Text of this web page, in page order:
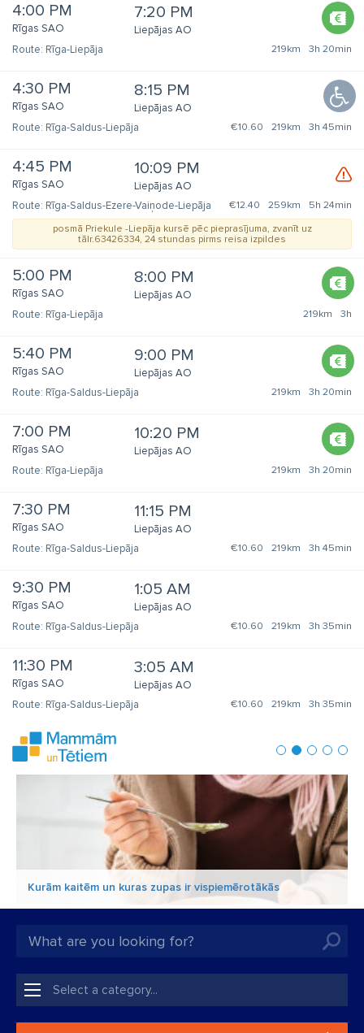
4:00 PM
Rīgas SAO
7:20 PM
Liepājas AO
Rīga-Liepāja
219km 3h 20min
4:30 PM
Rīgas SAO
8:15 PM
Liepājas AO
Rīga-Saldus-Liepāja
€10.60 219km 3h 45min
4:45 PM
Rīgas SAO
10:09 PM
Liepājas AO
Rīga-Saldus-Ezere-Vaiņode-Liepāja
€12.40 259km
5h 24min
posmā Priekule -Liepāja kursē pēc pieprasījuma, zvanīt uz
tālr.63426334, 24 stundas pirms reisa izpildes
5:00 PM
Rīgas SAO
8:00 PM
Liepājas AO
Rīga-Liepāja
219km 3h
5:40 PM
Rīgas SAO
9:00 PM
Liepājas AO
Rīga-Saldus-Liepāja
219km 3h 20min
7:00 PM
Rīgas SAO
10:20 PM
Liepājas AO
Rīga-Liepāja
219km 3h 20min
7:30 PM
Rīgas SAO
11:15 PM
Liepājas AO
Rīga-Saldus-Liepāja
€10.60 219km 3h 45min
9:30 PM
Rīgas SAO
1:05 AM
Liepājas AO
Rīga-Saldus-Liepāja
€10.60 219km 3h 35min
11:30 PM
Rīgas SAO
3:05 AM
Liepājas AO
Rīga-Saldus-Liepāja
€10.60 219km 3h 35min
Kurām kaitēm un kuras zupas ir vispiemērotākās